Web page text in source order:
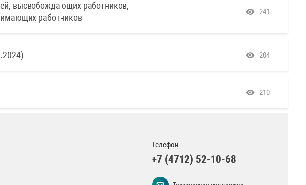
высвобождающих работников,
работников
241
204
210
Телефон:
+7 (4712) 52-10-68